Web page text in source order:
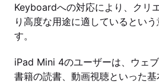
Keyboardへの対応により、クリ
り高度な用途に適しているとい
す。
iPad Mini 4のユーザーは、ウェ
書籍の読書、動画視聴といった